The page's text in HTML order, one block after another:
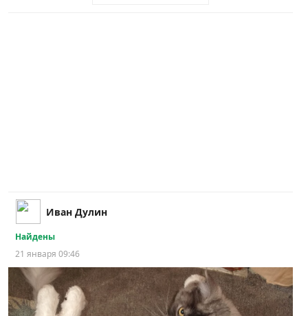
Иван Дулин
Найдены
21 января 09:46